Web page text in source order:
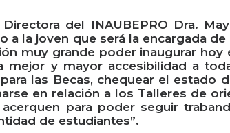
del INAUBEPRO Dra.
a la joven que será la encargada
muy grande poder inaugurar
mejor y mayor accesibilidad a
las Becas, chequear el estado
en relación a los Talleres de
para poder seguir
de estudiantes”.